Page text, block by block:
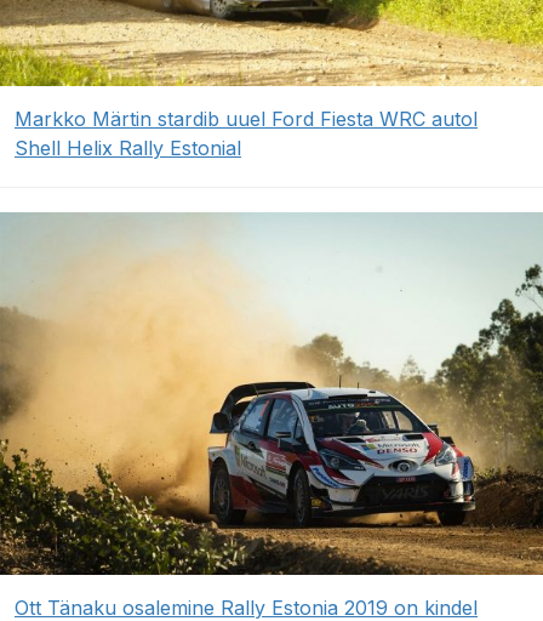
Markko Märtin stardib uuel Ford Fiesta WRC autol
Shell Helix Rally Estonial
Ott Tänaku osalemine Rally Estonia 2019 on kindel